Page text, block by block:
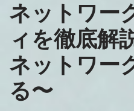
ネットワー
ィを徹底解
ネットワー
る〜